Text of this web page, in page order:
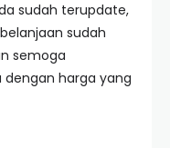
sudah terupdate,
sudah
semoga
harga yang